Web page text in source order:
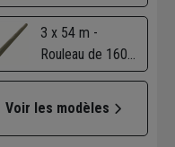
m²
3 x 54 m -
Rouleau de 160
m²
Voir les modèles